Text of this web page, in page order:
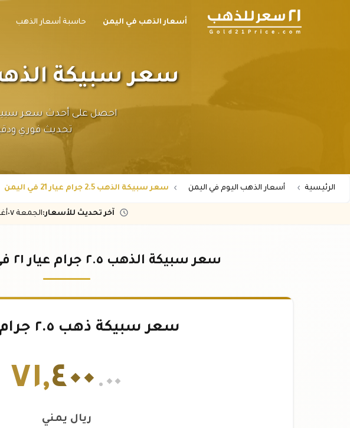
أسعار الذهب في اليمن حاسبة أسعار الذهب
سعر سبيكة الذهب ٢.٥ جرام عيار ٢١ في
تحديث فوري
الرئيسية أسعار الذهب اليوم في اليمن سعر سبيكة الذهب 2.5 جرام عيار 21 في اليمن
آخر تحديث للأسعار:الجمعة ٠٧
سعر سبيكة الذهب ٢.٥ جرام عيار ٢١ في اليمن - اليوم
سعر سبيكة ذهب ٢.٥ جرام
٧١,٤٠٠ .٠٠
ريال يمني